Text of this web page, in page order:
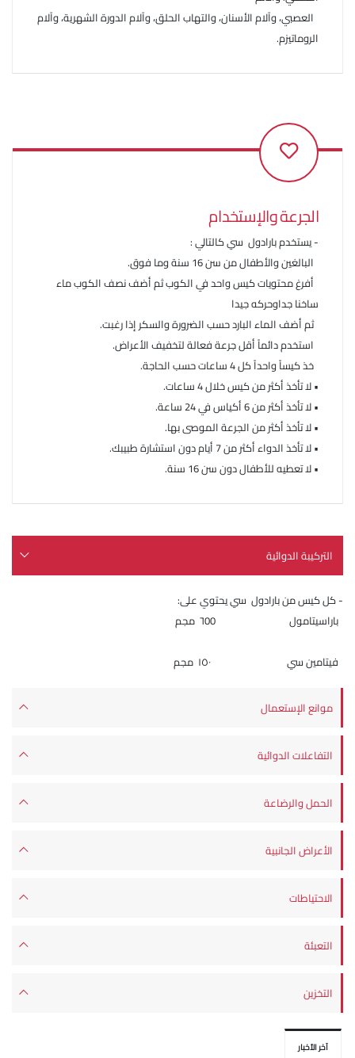
آخر الأخبار
العصبي، وآلام الأسنان، والتهاب الحلق، وآلام الدورة الشهرية، وآلام
الروماتيزم.
الجرعة والإستخدام
- يستخدم بارادول سي كالتالي :
البالغين والأطفال من سن 16 سنة وما فوق.
أفرغ محتويات كيس واحد في الكوب ثم أضف نصف الكوب ماء
ساخنا جداوحركه جيدا
ثم أضف الماء البارد حسب الضرورة والسكر إذا رغبت.
استخدم دائماً أقل جرعة فعالة لتخفيف الأعراض.
خذ كيساً واحداً كل 4 ساعات حسب الحاجة.
• لا تأخذ أكثر من كيس خلال 4 ساعات.
• لا تأخذ أكثر من 6 أكياس في 24 ساعة.
• لا تأخذ أكثر من الجرعة الموصى بها.
• لا تأخذ الدواء أكثر من 7 أيام دون استشارة طبيبك.
• لا تعطيه للأطفال دون سن 16 سنة.
التركيبة الدوائية
- كل كيس من بارادول سي يحتوي على:
باراسيتامول ٦00 مجم
فيتامين سي ١٥٠ مجم
موانع الإستعمال
التفاعلات الدوائية
الحمل والرضاعة
الأعراض الجانبية
الاحتياطات
التعبئة
التخزين